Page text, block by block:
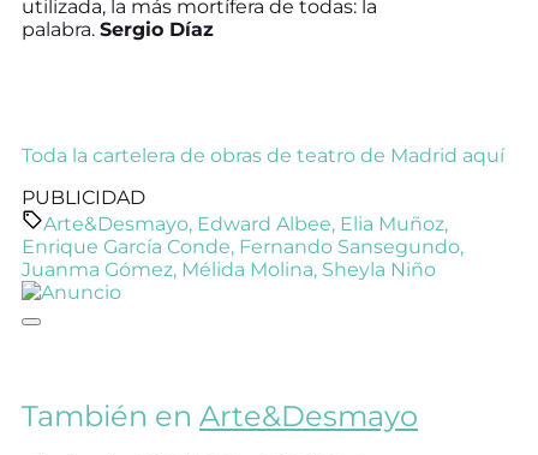
utilizada, la más mortífera de todas: la
palabra. Sergio Díaz
Toda la cartelera de obras de teatro de Madrid aquí
PUBLICIDAD
Arte&Desmayo, Edward Albee, Elia Muñoz,
Enrique García Conde, Fernando Sansegundo,
Juanma Gómez, Mélida Molina, Sheyla Niño
También en Arte&Desmayo